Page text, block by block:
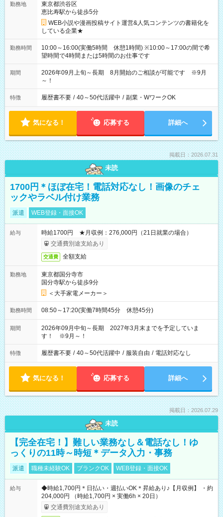
勤務地
東京都渋谷区
恵比寿駅から徒歩5分
WEB小説や漫画投稿サイト運営&人気コンテンツの書籍化を
している企業★
勤務時間
10:00～16:00(実働5時間 休憩1時間) ※10:00～17:00の間で希
望時間で4時間または5時間のお仕事です
期間
2026年09月上旬～長期 8月開始のご相談が可能です ※9月
～！
特徴 履歴書不要 / 40～50代活躍中 / 副業・WワークOK
気になる！ 応募する 詳細へ
掲載日：2026.07.31
未読
1700円＊ほぼ在宅！電話対応なし！画像のチェ
ックやラベル付け業務
派遣 WEB登録・面接OK
給与
時給1700円 ★月収例：276,000円（21日就業の場合）
交通費別途支給あり
交通費 全額支給
勤務地
東京都国分寺市
国分寺駅から徒歩9分
＜大手家電メーカー＞
勤務時間 08:50～17:20(実働7時間45分 休憩45分)
期間
2026年09月中旬～長期 2027年3月末までを予定していま
す！ ※9月～！
特徴 履歴書不要 / 40～50代活躍中 / 服装自由 / 電話対応なし
気になる！ 応募する 詳細へ
掲載日：2026.07.29
未読
【完全在宅！】難しい業務なし＆電話なし！ゆ
っくりの11時～時短＊データ入力・事務
派遣 職種未経験OK ブランクOK WEB登録・面接OK
給与
◆時給1,700円＊日払い・週払いOK＊昇給あり♪【月収例】 ・約
204,000円 （時給1,700円 × 実働6h × 20日）
交通費別途支給あり